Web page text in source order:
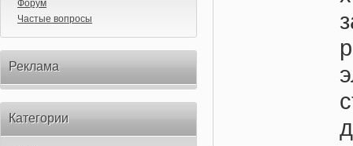
Форум
Частые вопросы
Реклама
Категории